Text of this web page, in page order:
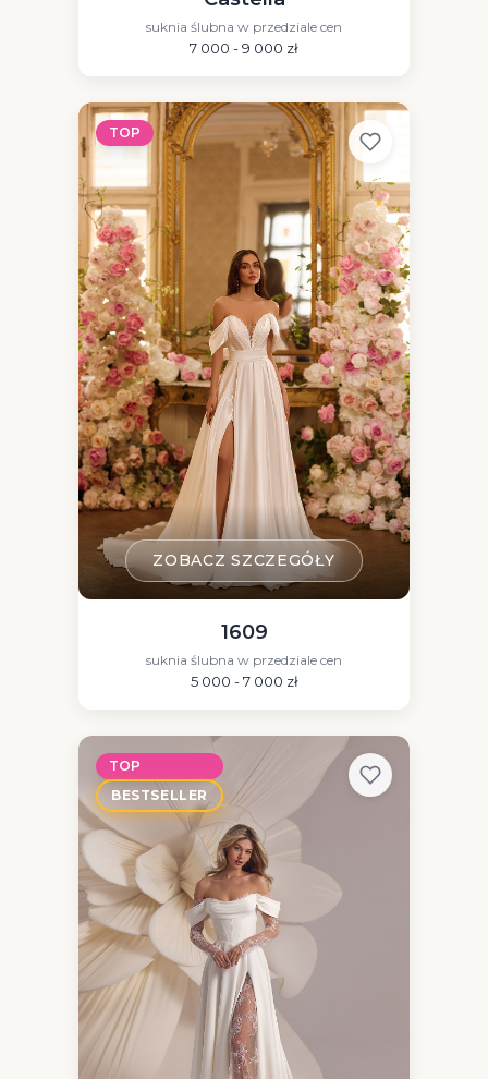
suknia ślubna w przedziale cen
7 000 - 9 000 zł
TOP
ZOBACZ SZCZEGÓŁY
1609
suknia ślubna w przedziale cen
5 000 - 7 000 zł
TOP
BESTSELLER